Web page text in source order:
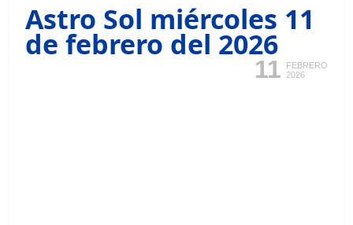
Astro Sol miércoles 11
de febrero del 2026
11
FEBRERO
2026